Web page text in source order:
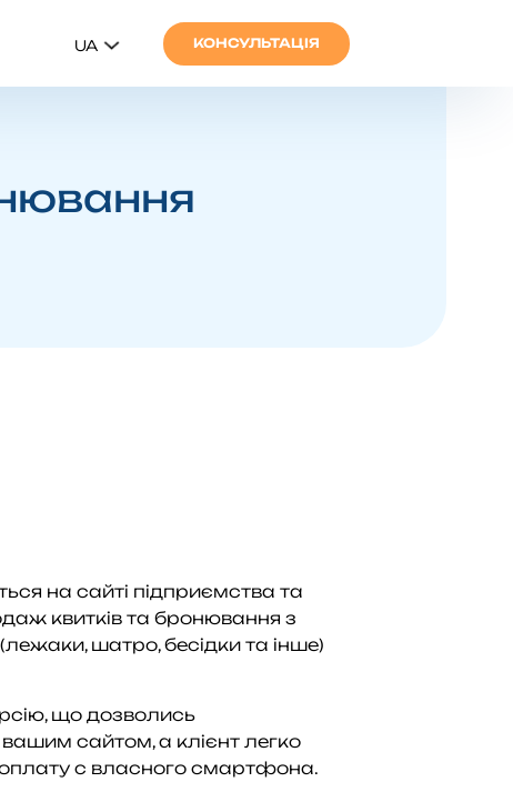
UA КОНСУЛЬТАЦІЯ
на сайті підприємства та
квитків та бронювання з
шатро, бесідки та інше)
що дозволись
сайтом, а клієнт легко
с власного смартфона.